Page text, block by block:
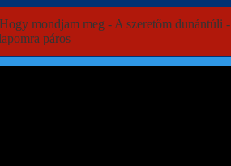
mondjam meg - A szeretőm dunántúli -
páros